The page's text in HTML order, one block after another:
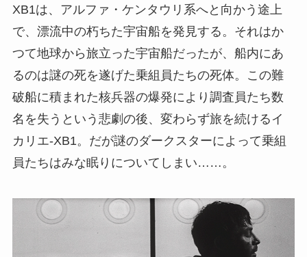
XB1は、アルファ・ケンタウリ系へと向かう途上
で、漂流中の朽ちた宇宙船を発見する。それはか
つて地球から旅立った宇宙船だったが、船内にあ
るのは謎の死を遂げた乗組員たちの死体。この難
破船に積まれた核兵器の爆発により調査員たち数
名を失うという悲劇の後、変わらず旅を続けるイ
カリエ-XB1。だが謎のダークスターによって乗組
員たちはみな眠りについてしまい……。